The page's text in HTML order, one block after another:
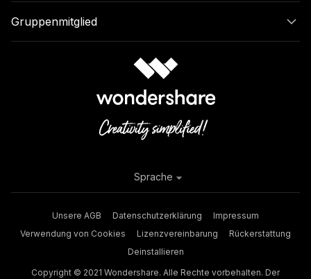
Gruppenmitglied
Unsere AGB Datenschutzerklärung
Impressum
Verwendung von Cookies
Lizenzvereinbarung
Rückerstattung
Deinstallieren
Copyright © 2021 Wondershare. Alle Rechte vorbehalten. Der
Sprache